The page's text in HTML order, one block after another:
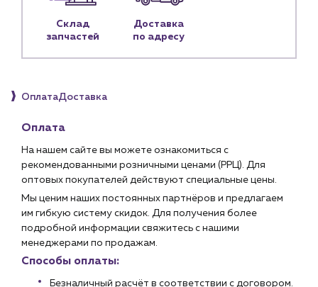
Контактные данные
Пн – пт: 9:00 – 18:00
sales@profpotok.ru
г. Краснодар, ул. Российская, 63
Склад
запчастей
Доставка
по адресу
ОплатаДоставка
Оплата
На нашем сайте вы можете ознакомиться с
рекомендованными розничными ценами (РРЦ). Для
оптовых покупателей действуют специальные цены.
Мы ценим наших постоянных партнёров и предлагаем
им гибкую систему скидок. Для получения более
подробной информации свяжитесь с нашими
менеджерами по продажам.
Способы оплаты:
Безналичный расчёт в соответствии с договором.